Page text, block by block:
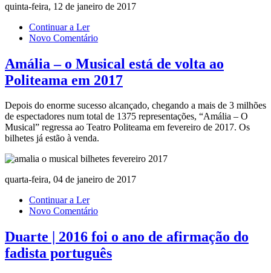
quinta-feira, 12 de janeiro de 2017
Continuar a Ler
Novo Comentário
Amália – o Musical está de volta ao
Politeama em 2017
Depois do enorme sucesso alcançado, chegando a mais de 3 milhões
de espectadores num total de 1375 representações, “Amália – O
Musical” regressa ao Teatro Politeama em fevereiro de 2017. Os
bilhetes já estão à venda.
quarta-feira, 04 de janeiro de 2017
Continuar a Ler
Novo Comentário
Duarte | 2016 foi o ano de afirmação do
fadista português